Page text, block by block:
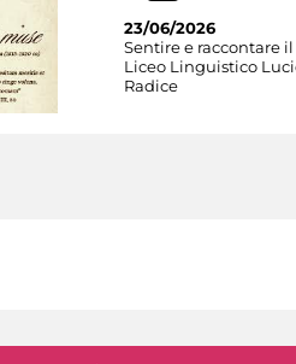
23/06/2026
Sentire e raccontare
Liceo Linguistico
Radice